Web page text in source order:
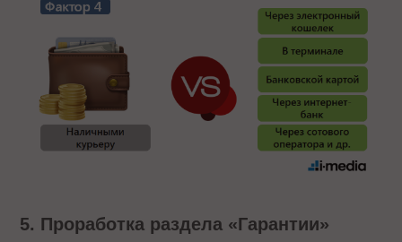
5. Проработка раздела «Гарантии»